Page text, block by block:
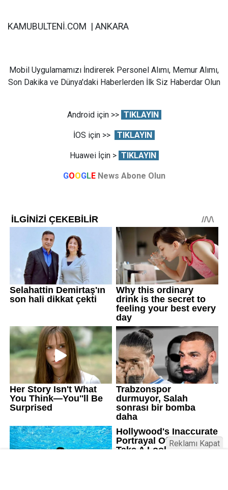
KAMUBULTENİ.COM | ANKARA
Mobil Uygulamamızı İndirerek Personel Alımı, Memur Alımı,
Son Dakika ve Dünya'daki Haberlerden İlk Siz Haberdar Olun
Android için >> TIKLAYIN
İOS için >> TIKLAYIN
Huawei İçin > TIKLAYIN
GOOGLE News Abone Olun
Reklamı Kapat